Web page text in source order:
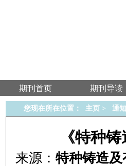
期刊首页 期刊导读
您现在所在位置： 主页 > 通
《特种
来源：特种铸造